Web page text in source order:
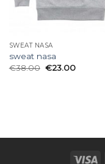
SWEAT NASA
sweat nasa
€38.00 €23.00